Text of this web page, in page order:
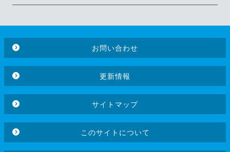
お問い合わせ
更新情報
サイトマップ
このサイトについて